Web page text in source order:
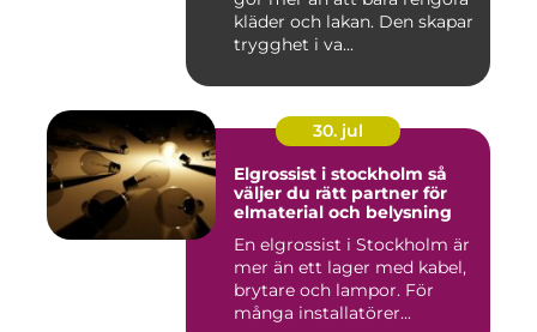
kläder och lakan. Den skapar
trygghet i va...
30. jul
Elgrossist i stockholm så
väljer du rätt partner för
elmaterial och belysning
En elgrossist i Stockholm är
mer än ett lager med kabel,
brytare och lampor. För
många installatörer...